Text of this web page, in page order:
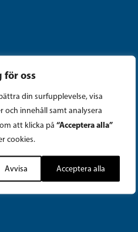
oss
din surfupplevelse, visa
och innehåll samt analysera
att klicka på “Acceptera alla”
cookies.
Avvisa Acceptera alla
Helsingfors